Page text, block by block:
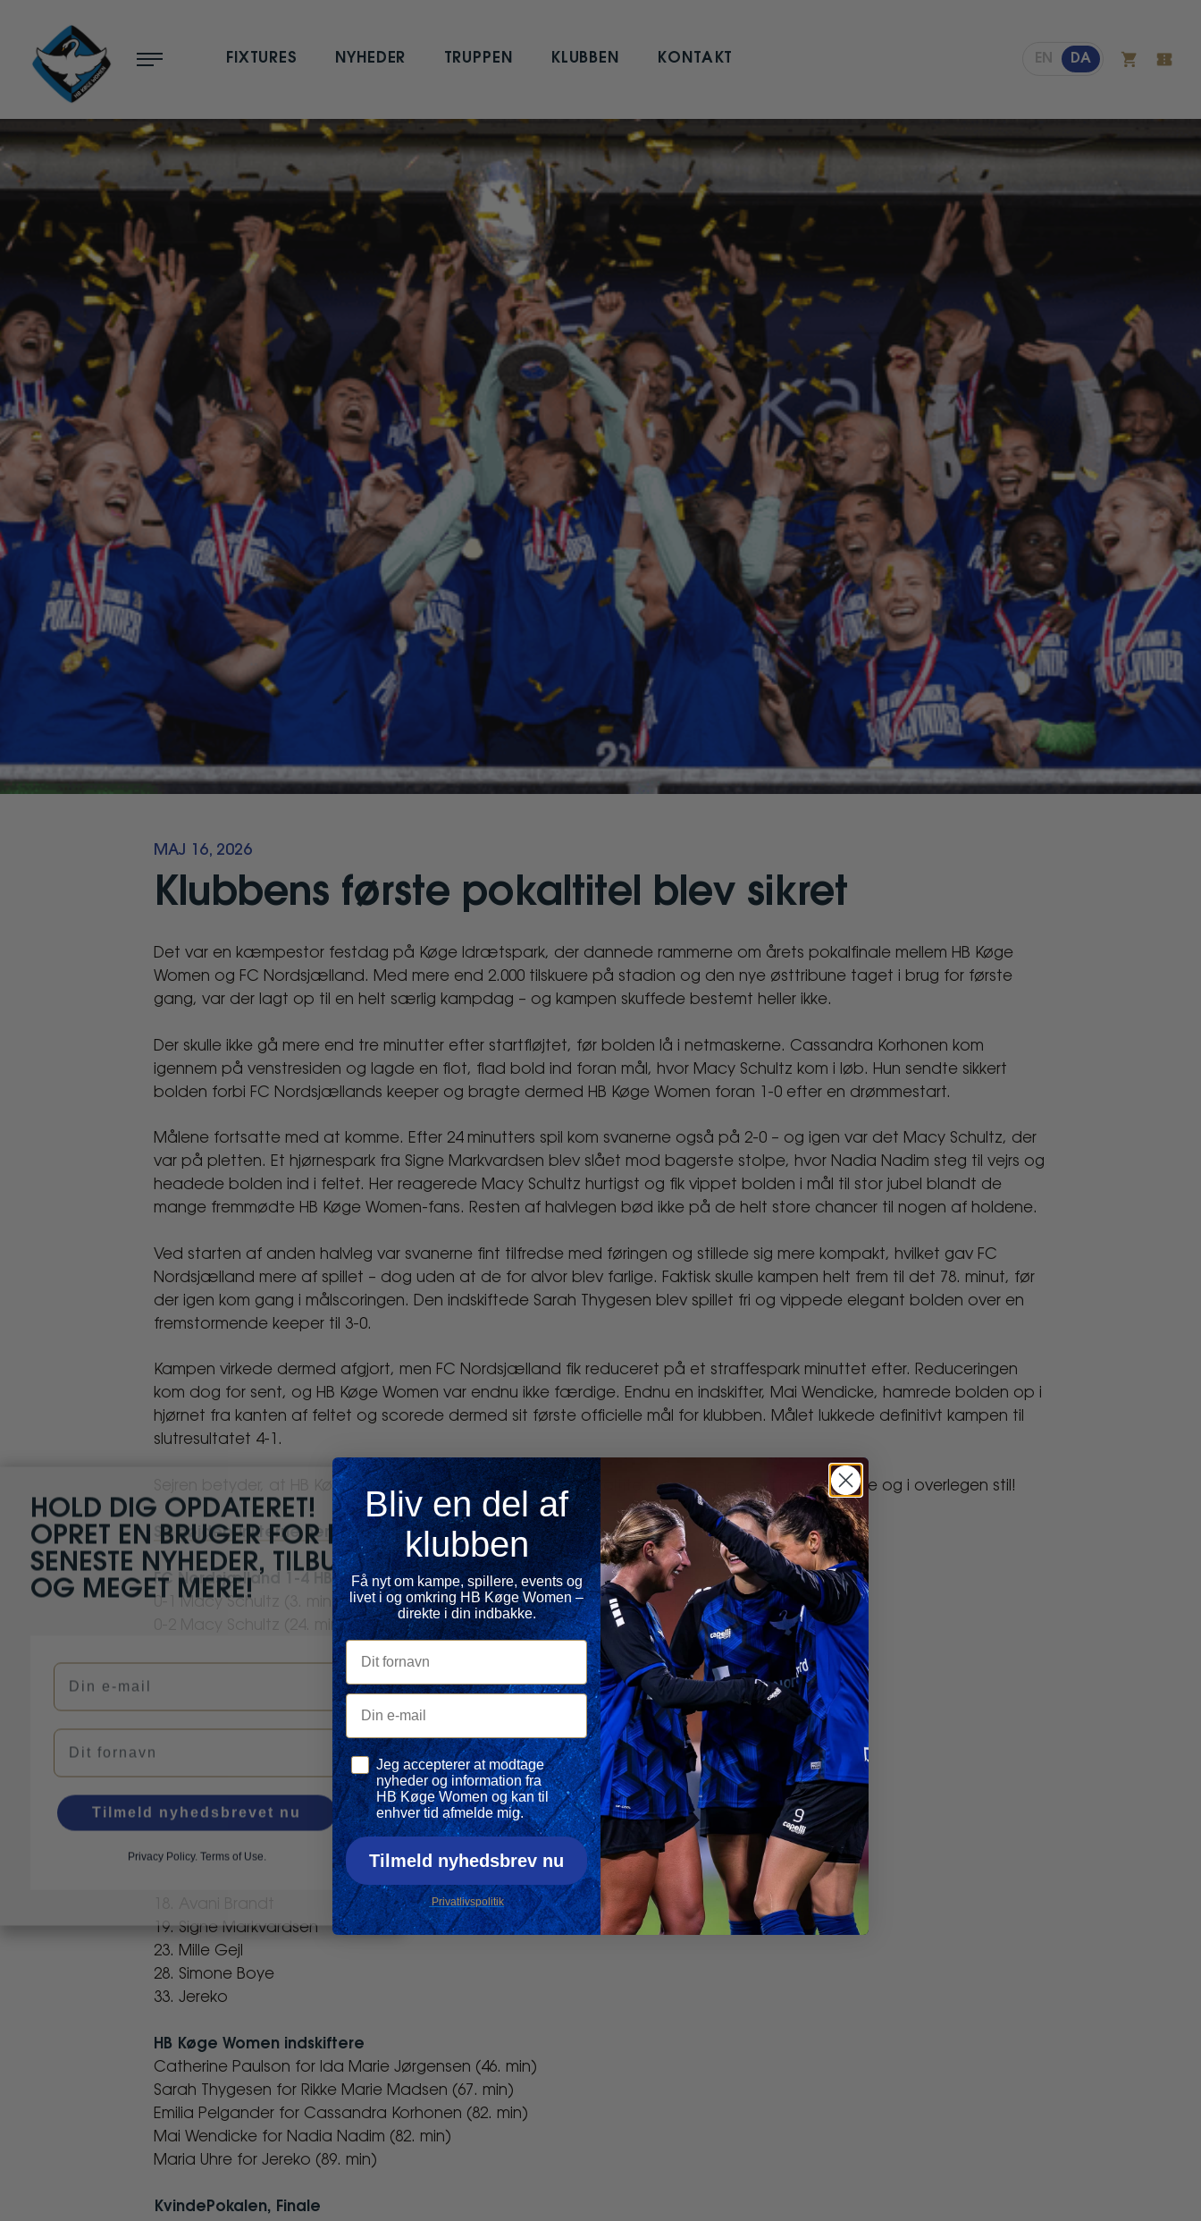
FIXTURES
NYHEDER TRUPPEN KLUBBEN KONTAKT DA
EN
MAJ 16, 2026
Klubbens første pokaltitel blev sikret
Klubbens
første
pokaltitel
blev
sikret
Det var en kæmpestor festdag på Køge Idrætspark, der dannede rammerne om årets pokalfinale mellem HB Køge
Women og FC Nordsjælland. Med mere end 2.000 tilskuere på stadion og den nye østtribune taget i brug for første
gang, var der lagt op til en helt særlig kampdag – og kampen skuffede bestemt heller ikke.
Der skulle ikke gå mere end tre minutter efter startfløjtet, før bolden lå i netmaskerne. Cassandra Korhonen kom
igennem på venstresiden og lagde en flot, flad bold ind foran mål, hvor Macy Schultz kom i løb. Hun sendte sikkert
bolden forbi FC Nordsjællands keeper og bragte dermed HB Køge Women foran 1-0 efter en drømmestart.
Målene fortsatte med at komme. Efter 24 minutters spil kom svanerne også på 2-0 – og igen var det Macy Schultz, der
var på pletten. Et hjørnespark fra Signe Markvardsen blev slået mod bagerste stolpe, hvor Nadia Nadim steg til vejrs og
headede bolden ind i feltet. Her reagerede Macy Schultz hurtigst og fik vippet bolden i mål til stor jubel blandt de
mange fremmødte HB Køge Women-fans. Resten af halvlegen bød ikke på de helt store chancer til nogen af holdene.
Ved starten af anden halvleg var svanerne fint tilfredse med føringen og stillede sig mere kompakt, hvilket gav FC
Nordsjælland mere af spillet – dog uden at de for alvor blev farlige. Faktisk skulle kampen helt frem til det 78. minut, før
der igen kom gang i målscoringen. Den indskiftede Sarah Thygesen blev spillet fri og vippede elegant bolden over en
fremstormende keeper til 3-0.
Kampen virkede dermed afgjort, men FC Nordsjælland fik reduceret på et straffespark minuttet efter. Reduceringen
kom dog for sent, og HB Køge Women var endnu ikke færdige. Endnu en indskifter, Mai Wendicke, hamrede bolden op i
hjørnet fra kanten af feltet og scorede dermed sit første officielle mål for klubben. Målet lukkede definitivt kampen til
slutresultatet 4-1.
Sejren betyder, at HB Køge Women har vundet sin første pokaltitel nogensinde – på hjemmebane og i overlegen stil!
Se højdepunkterne her .
FC Nordsjælland 1-4 HB Køge Women
0-1 Macy Schultz (3. min)
0-2 Macy Schultz (24. min)
0-3 Sarah Thygesen (78. min
1-5 Mai Wendicke (90. min)
HB Køge Women startopstiling
9. Nadia Nadim
11. Cassandra Korhonen
15. Ida Marie Jørgensen
19. Signe Markvardsen
23. Mille Gejl
28. Simone Boye
33. Jereko
HB Køge Women indskiftere
Catherine Paulson for Ida Marie Jørgensen (46. min)
Sarah Thygesen for Rikke Marie Madsen (67. min)
Emilia Pelgander for Cassandra Korhonen (82. min)
Mai Wendicke for Nadia Nadim (82. min)
Maria Uhre for Jereko (89. min)
KvindePokalen, Finale
Close
HOLD DIG OPDATERET!
OPRET EN BRUGER FOR DE
SENESTE NYHEDER, TILBUD
OG MEGET MERE!
Din e-mail
Navn
Tilmeld nyhedsbrevet nu
Privacy Policy. Terms of Use.
Bliv en del af
klubben
Få nyt om kampe, spillere, events og
livet i og omkring HB Køge Women –
direkte i din indbakke.
Dit fornavn
Din e-mail
Privatlivspolitik
Jeg accepterer at modtage
nyheder og information fra
HB Køge Women og kan til
enhver tid afmelde mig.
Tilmeld nyhedsbrev nu
Privatlivspolitik